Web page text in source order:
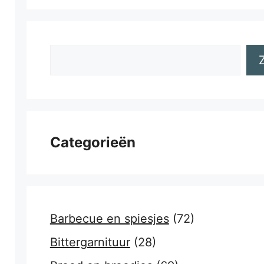
Categorieën
Barbecue en spiesjes(72)
Bittergarnituur(28)